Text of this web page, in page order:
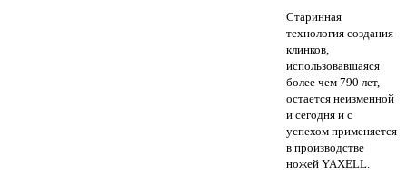
Старинная
технология создания
клинков,
использовавшаяся
более чем 790 лет,
остается неизменной
и сегодня и с
успехом применяется
в производстве
ножей YAXELL.